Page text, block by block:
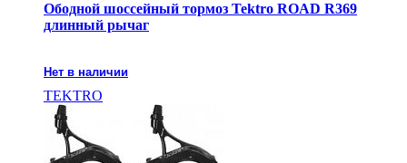
Ободной шоссейный тормоз Tektro ROAD R369
длинный рычаг
Нет в наличии
TEKTRO